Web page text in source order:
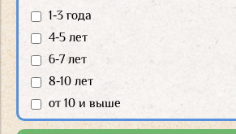
1-3 года
4-5 лет
6-7 лет
8-10 лет
от 10 и выше